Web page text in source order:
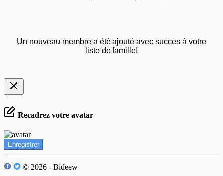
Un nouveau membre a été ajouté avec succès à votre
liste de famille!
Recadrez votre avatar
Enregistrer
© 2026 - Bideew